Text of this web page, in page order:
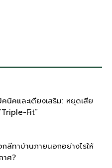
นิคและเตียงเสริม: หยุดเสีย
Fit”
สีทาบ้านภายนอกอย่างไรให้
าศ?